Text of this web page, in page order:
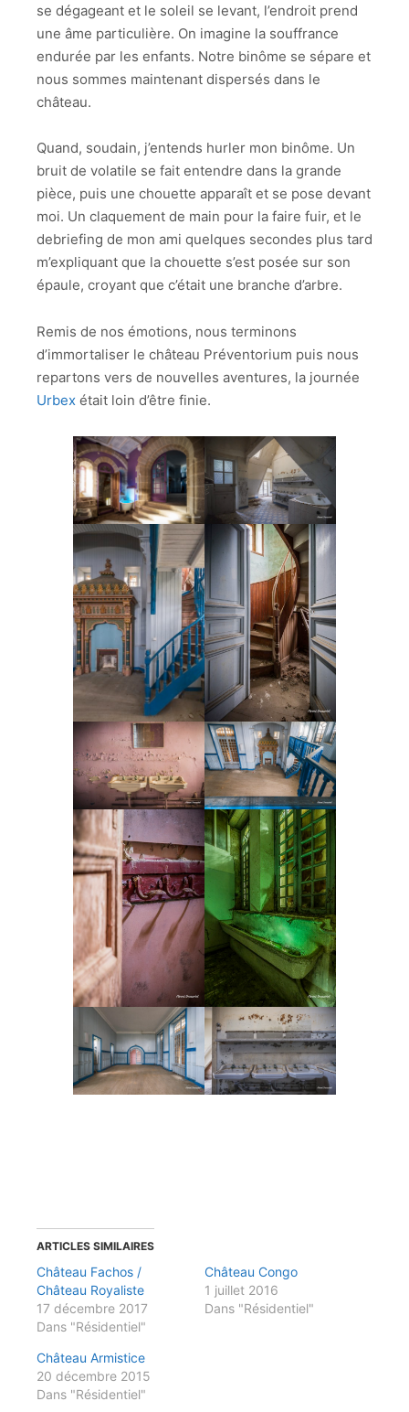
se dégageant et le soleil se levant, l’endroit prend
une âme particulière. On imagine la souffrance
endurée par les enfants. Notre binôme se sépare et
nous sommes maintenant dispersés dans le
château.
Quand, soudain, j’entends hurler mon binôme. Un
bruit de volatile se fait entendre dans la grande
pièce, puis une chouette apparaît et se pose devant
moi. Un claquement de main pour la faire fuir, et le
debriefing de mon ami quelques secondes plus tard
m’expliquant que la chouette s’est posée sur son
épaule, croyant que c’était une branche d’arbre.
Remis de nos émotions, nous terminons
d’immortaliser le château Préventorium puis nous
repartons vers de nouvelles aventures, la journée
Urbex était loin d’être finie.
ARTICLES SIMILAIRES
Château Fachos /
Château Royaliste
17 décembre 2017
Dans "Résidentiel"
Château Congo
1 juillet 2016
Dans "Résidentiel"
Château Armistice
20 décembre 2015
Dans "Résidentiel"